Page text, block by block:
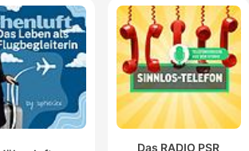
Das RADIO PSR